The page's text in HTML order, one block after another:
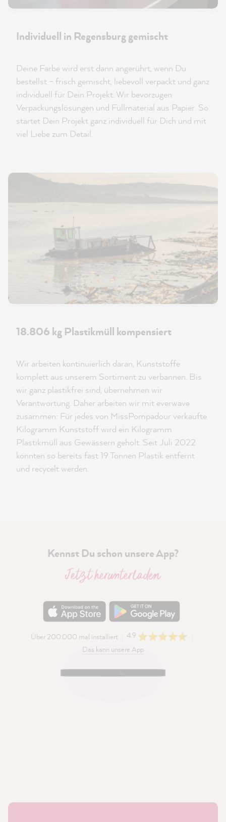
Individuell in Regensburg gemischt
Deine Farbe wird erst dann angerührt, wenn Du
bestellst – frisch gemischt, liebevoll verpackt und ganz
individuell für Dein Projekt. Wir bevorzugen
Verpackungslösungen und Füllmaterial aus Papier. So
startet Dein Projekt ganz individuell für Dich und mit
viel Liebe zum Detail.
18.806 kg Plastikmüll kompensiert
Wir arbeiten kontinuierlich daran, Kunststoffe
komplett aus unserem Sortiment zu verbannen. Bis
wir ganz plastikfrei sind, übernehmen wir
Verantwortung. Daher arbeiten wir mit everwave
zusammen: Für jedes von MissPompadour verkaufte
Kilogramm Kunststoff wird ein Kilogramm
Plastikmüll aus Gewässern geholt. Seit Juli 2022
konnten so bereits fast 19 Tonnen Plastik entfernt
und recycelt werden.
Kennst Du schon unsere App?
Jetzt herunterladen
Über 200.000 mal installiert
4.9
Das kann unsere App